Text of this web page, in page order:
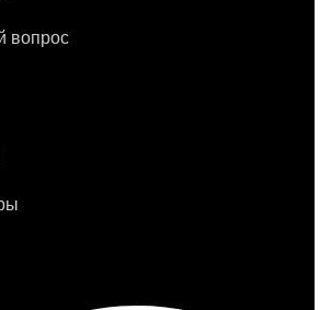
вопрос